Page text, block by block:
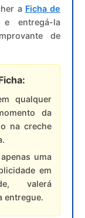
a Ficha de
e entregá-la
de
qualquer
da
na creche
uma
em
valerá
entregue.